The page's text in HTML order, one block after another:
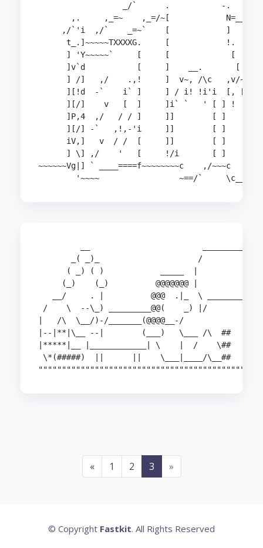
_/`      .           -.
,.     ,_=~    ,_=/~[            N=__
     ,/`'i  ,/`    _=~`    [            ]   ~~
      t_.]~~~~~TXXXXG.     [            !.
      ] 'Y~~~~~`     [     [             [
      ]v`d           [     ]    __.       [
      ] /]   ,/    .,!     ]  v~, /\c   ,v/~~=.
      ][!d  -`    i` ]     ] / i! !i'i  [, [] /c
][/]    v   [  ]     ]i` `   ' [ ] !
]P,4  ,/   / / ]     ]]        [ ]
][/] -`   ,!,-'i     ]]        [ ]
iV,]   v  / /  [     ]]        [ ]
] \] ,/    '   [     !/i       [ ]
~~~~~~Vg|] ` ____====f~~~~~~~~c    ,/~~~c     ,/
        '~~~~                 ~==/`     \c__=`
_( _)_                     /
( _) ( )            _____  |
(_)    (_)          @@@@@@@ |
__/     . |          @@@  .|_  \
/    \  --\_) _________@@(    _) |/
|   /\  \__/)-/_______(@@@@__-/
|--|**|\__ --|        (___)   \___ /\  ##
|*****|__ |____________| \    |  /    \##
\*(#####)  ||      ||    \___|____/\__##
« 1 2 3 »
© Copyright Fastkit. All Rights Reserved